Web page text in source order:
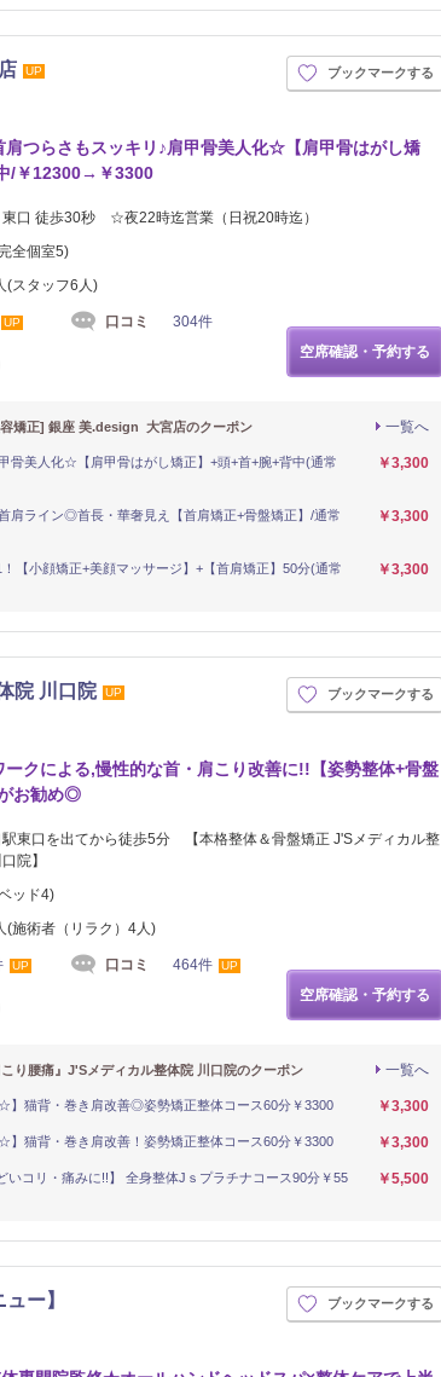
UP ブックマークする
肩つらさもスッキリ♪肩甲骨美人化☆【肩甲骨はがし矯
/￥12300→￥3300
東口 徒歩30秒 ☆夜22時迄営業（日祝20時迄）
全個室5)
(スタッフ6人)
UP 口コミ 304件
空席確認・予約する
一覧へ
矯正] 銀座 美.design 大宮店のクーポン
骨美人化☆【肩甲骨はがし矯正】+頭+首+腕+背中(通常
￥3,300
肩ライン◎首長・華奢見え【首肩矯正+骨盤矯正】/通常
￥3,300
【小顔矯正+美顔マッサージ】+【首肩矯正】50分(通常
￥3,300
院 川口院 UP ブックマークする
ークによる,慢性的な首・肩こり改善に!!【姿勢整体+骨盤
お勧め◎
東口を出てから徒歩5分 【本格整体＆骨盤矯正 J'Sメディカル整
院】
ッド4)
(施術者（リラク）4人)
UP 口コミ 464件 UP
空席確認・予約する
一覧へ
こり腰痛』J'Sメディカル整体院 川口院のクーポン
☆】猫背・巻き肩改善◎姿勢矯正整体コース60分￥3300 ￥3,300
☆】猫背・巻き肩改善！姿勢矯正整体コース60分￥3300 ￥3,300
いコリ・痛みに!!】 全身整体Jｓプラチナコース90分￥55
￥5,500
ー】 ブックマークする